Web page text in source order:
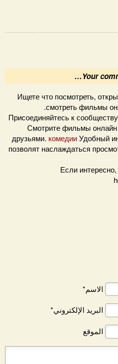
Your
Ищете что посмотреть,
смотреть фильмы
Присоединяйтесь к
Смотрите фильмы онлайн
друзьями. комедииУдобный
позволят наслаждаться
Если
الاسم*
البريد الإلكتروني*
الموقع